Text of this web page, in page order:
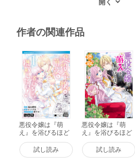
作者の関連作品
悪役令嬢は『萌
え』を浴びるほど
摂取したい! (1) 電
子書籍版試し読み
悪役令嬢は『萌
え』を浴びるほど
摂取したい!【電子
特典付き】 電子書
籍版
試し読み